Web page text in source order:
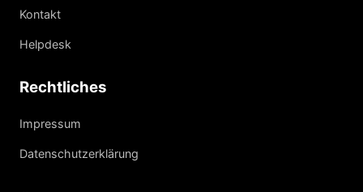
Kontakt
Helpdesk
Rechtliches
Impressum
Datenschutzerklärung